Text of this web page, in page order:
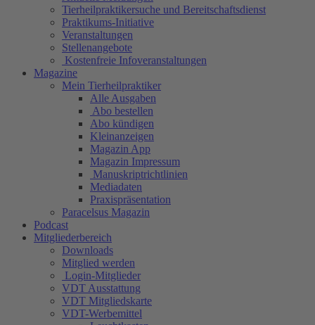
Tierheilpraktikersuche und Bereitschaftsdienst
Praktikums-Initiative
Veranstaltungen
Stellenangebote
Kostenfreie Infoveranstaltungen
Magazine
Mein Tierheilpraktiker
Alle Ausgaben
Abo bestellen
Abo kündigen
Kleinanzeigen
Magazin App
Magazin Impressum
Manuskriptrichtlinien
Mediadaten
Praxispräsentation
Paracelsus Magazin
Podcast
Mitgliederbereich
Downloads
Mitglied werden
Login-Mitglieder
VDT Ausstattung
VDT Mitgliedskarte
VDT-Werbemittel